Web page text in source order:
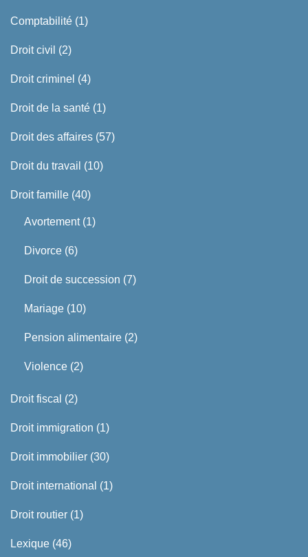
Comptabilité (1)
Droit civil (2)
Droit criminel (4)
Droit de la santé (1)
Droit des affaires (57)
Droit du travail (10)
Droit famille (40)
Avortement(1)
Divorce (6)
Droit de succession (7)
Mariage (10)
Pension alimentaire (2)
Violence (2)
Droit fiscal (2)
Droit immigration (1)
Droit immobilier (30)
Droit international (1)
Droit routier (1)
Lexique (46)